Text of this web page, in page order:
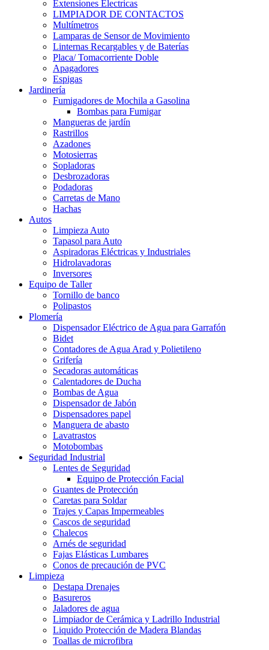
Extensiones Electricas
LIMPIADOR DE CONTACTOS
Multímetros
Lamparas de Sensor de Movimiento
Linternas Recargables y de Baterías
Placa/ Tomacorriente Doble
Apagadores
Espigas
Jardinería
Fumigadores de Mochila a Gasolina
Bombas para Fumigar
Mangueras de jardín
Rastrillos
Azadones
Motosierras
Sopladoras
Desbrozadoras
Podadoras
Carretas de Mano
Hachas
Autos
Limpieza Auto
Tapasol para Auto
Aspiradoras Eléctricas y Industriales
Hidrolavadoras
Inversores
Equipo de Taller
Tornillo de banco
Polipastos
Plomería
Dispensador Eléctrico de Agua para Garrafón
Bidet
Contadores de Agua Arad y Polietileno
Grifería
Secadoras automáticas
Calentadores de Ducha
Bombas de Agua
Dispensador de Jabón
Dispensadores papel
Manguera de abasto
Lavatrastos
Motobombas
Seguridad Industrial
Lentes de Seguridad
Equipo de Protección Facial
Guantes de Protección
Caretas para Soldar
Trajes y Capas Impermeables
Cascos de seguridad
Chalecos
Arnés de seguridad
Fajas Elásticas Lumbares
Conos de precaución de PVC
Limpieza
Destapa Drenajes
Basureros
Jaladores de agua
Limpiador de Cerámica y Ladrillo Industrial
Liquido Protección de Madera Blandas
Toallas de microfibra